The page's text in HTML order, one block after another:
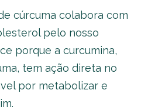
cúrcuma colabora com
pelo nosso
porque a curcumina,
tem ação direta no
por metabolizar e